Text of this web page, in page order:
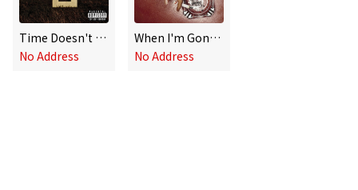
Time Doesn't Notice
No Address
When I'm Gone (Sadie) (Internet Single)
No Address